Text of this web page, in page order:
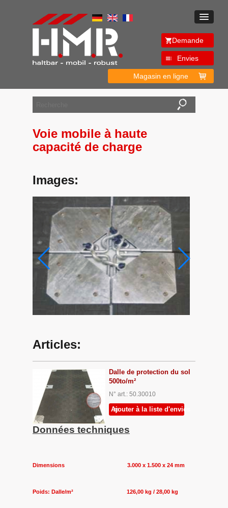
Demande
Envies
Magasin en ligne
Voie mobile à haute
capacité de charge
Images:
Articles:
Dalle de protection du sol
500to/m²
N° art.: 50.30010
Ajouter à la liste d'envies
Données techniques
Dimensions 3.000 x 1.500 x 24 mm
Poids: Dalle/m² 126,00 kg / 28,00 kg